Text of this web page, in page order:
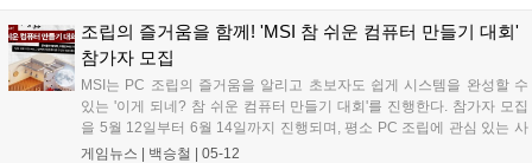
다. 벨킨은 이러한 사용 환경 변화에 맞춰 이동 중에도 보다 편리하게 게
임을 즐길 수 있도록 충전 케이스 Pro를 선보였다. 제품은 보호 케이스와
10,000mAh 용량의 보조배터리, 스탠드 기능을 결합한 올인원 형태로
구성됐다....
조립의 즐거움을 함께! 'MSI 참 쉬운 컴퓨터 만들기 대회'
참가자 모집
MSI는 PC 조립의 즐거움을 알리고 초보자도 쉽게 시스템을 완성할 수
있는 '이게 되네? 참 쉬운 컴퓨터 만들기 대회'를 진행한다. 참가자 모집
을 5월 12일부터 6월 14일까지 진행되며, 평소 PC 조립에 관심 있는 사
람이라면 누구나 개인 혹은 팀 단위로 참여할 수 있다. 1인 신청 시에도
게임뉴스 | 백승철 | 05-12